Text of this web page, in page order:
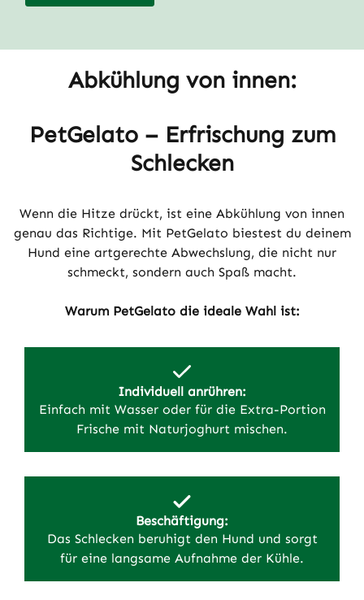
Abkühlung von innen:
PetGelato – Erfrischung zum
Schlecken
Wenn die Hitze drückt, ist eine Abkühlung von innen
genau das Richtige. Mit PetGelato biestest du deinem
Hund eine artgerechte Abwechslung, die nicht nur
schmeckt, sondern auch Spaß macht.
Warum PetGelato die ideale Wahl ist:
Individuell anrühren:
Einfach mit Wasser oder für die Extra-Portion
Frische mit Naturjoghurt mischen.
Beschäftigung:
Das Schlecken beruhigt den Hund und sorgt
für eine langsame Aufnahme der Kühle.